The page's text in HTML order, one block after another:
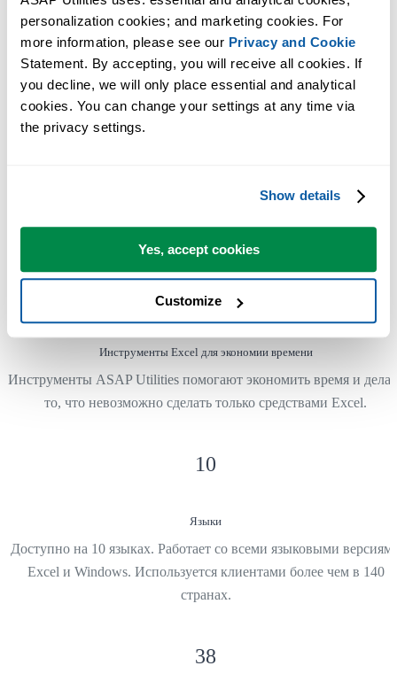
personalization cookies; and marketing cookies. For
more information, please see our Privacy and Cookie
Statement. By accepting, you will receive all cookies. If
you decline, we will only place essential and analytical
cookies. You can change your settings at any time via
the privacy settings.
Show details
Yes, accept cookies
Customize
Вы можете начать работу сразу. Обучение не требуется.
Большинство пользователей начинают с нескольких
инструментов. Многие в итоге используют ASAP Utilities
каждый день.
300+
Инструменты Excel для экономии времени
Инструменты ASAP Utilities помогают экономить время и
то, что невозможно сделать только средствами Excel.
10
Языки
Доступно на 10 языках. Работает со всеми языковыми
Excel и Windows. Используется клиентами более чем в 140
странах.
38